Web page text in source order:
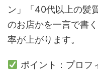
ン」「40代以上の髪
のお店かを一言で書
率が上がります。
ポイント：プロフ